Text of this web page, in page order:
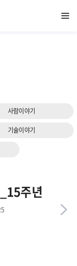
열기
사람이야기
기술이야기
주년